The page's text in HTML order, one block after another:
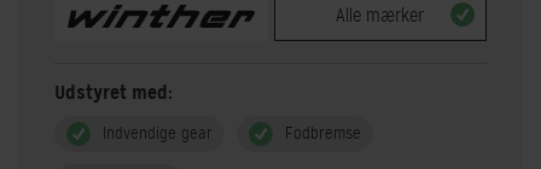
Alle mærker
Udstyret med:
Indvendige gear Fodbremse